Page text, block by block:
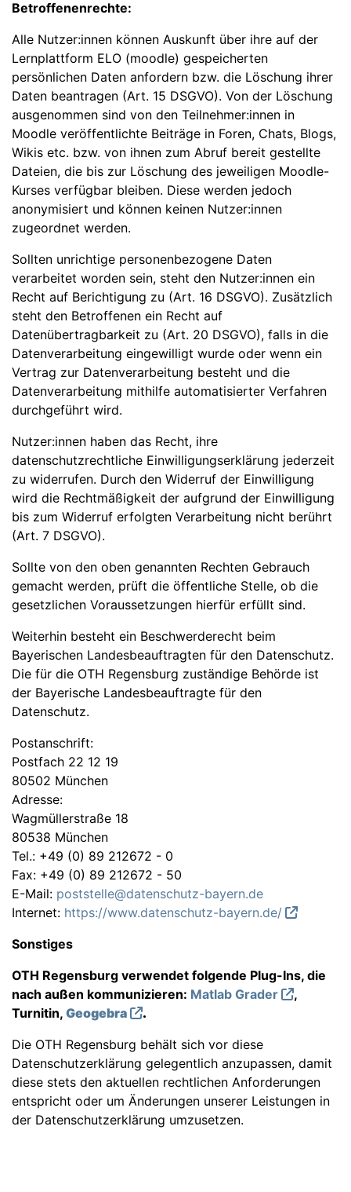
Betroffenenrechte:
Alle Nutzer:innen können Auskunft über ihre auf der
Lernplattform ELO (moodle) gespeicherten
persönlichen Daten anfordern bzw. die Löschung ihrer
Daten beantragen (Art. 15 DSGVO). Von der Löschung
ausgenommen sind von den Teilnehmer:innen in
Moodle veröffentlichte Beiträge in Foren, Chats, Blogs,
Wikis etc. bzw. von ihnen zum Abruf bereit gestellte
Dateien, die bis zur Löschung des jeweiligen Moodle-
Kurses verfügbar bleiben. Diese werden jedoch
anonymisiert und können keinen Nutzer:innen
zugeordnet werden.
Sollten unrichtige personenbezogene Daten
verarbeitet worden sein, steht den Nutzer:innen ein
Recht auf Berichtigung zu (Art. 16 DSGVO). Zusätzlich
steht den Betroffenen ein Recht auf
Datenübertragbarkeit zu (Art. 20 DSGVO), falls in die
Datenverarbeitung eingewilligt wurde oder wenn ein
Vertrag zur Datenverarbeitung besteht und die
Datenverarbeitung mithilfe automatisierter Verfahren
durchgeführt wird.
Nutzer:innen haben das Recht, ihre
datenschutzrechtliche Einwilligungserklärung jederzeit
zu widerrufen. Durch den Widerruf der Einwilligung
wird die Rechtmäßigkeit der aufgrund der Einwilligung
bis zum Widerruf erfolgten Verarbeitung nicht berührt
(Art. 7 DSGVO).
Sollte von den oben genannten Rechten Gebrauch
gemacht werden, prüft die öffentliche Stelle, ob die
gesetzlichen Voraussetzungen hierfür erfüllt sind.
Weiterhin besteht ein Beschwerderecht beim
Bayerischen Landesbeauftragten für den Datenschutz.
Die für die OTH Regensburg zuständige Behörde ist
der Bayerische Landesbeauftragte für den
Datenschutz.
Postanschrift:
Postfach 22 12 19
80502 München
Adresse:
Wagmüllerstraße 18
80538 München
Tel.: +49 (0) 89 212672 - 0
Fax: +49 (0) 89 212672 - 50
E-Mail: poststelle@datenschutz-bayern.de
Internet: https://www.datenschutz-bayern.de/
Sonstiges
OTH Regensburg verwendet folgende Plug-Ins, die
nach außen kommunizieren: Matlab Grader
,
Turnitin, Geogebra
.
Die OTH Regensburg behält sich vor diese
Datenschutzerklärung gelegentlich anzupassen, damit
diese stets den aktuellen rechtlichen Anforderungen
entspricht oder um Änderungen unserer Leistungen in
der Datenschutzerklärung umzusetzen.